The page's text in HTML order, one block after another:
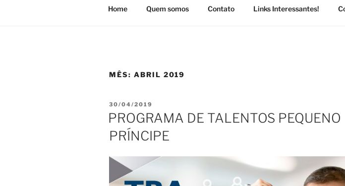
Home Quem somos Contato Links Interessantes!
MÊS: ABRIL 2019
PUBLICADO
EM
30/04/2019
PROGRAMA DE TALENTOS PEQUENO
PRÍNCIPE